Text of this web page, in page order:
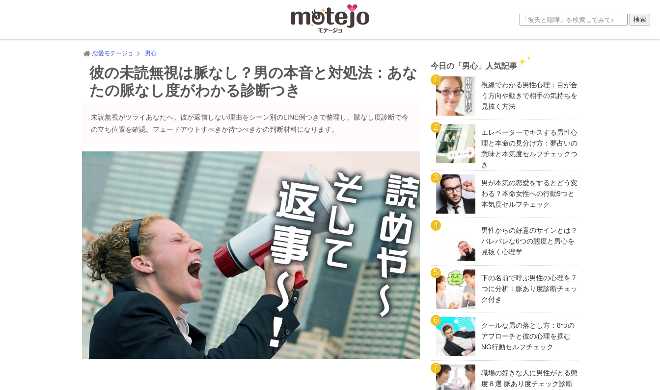
恋愛モテージョ 男心
彼の未読無視は脈なし？男の本音と対処法：あな
たの脈なし度がわかる診断つき
未読無視がツライあなたへ。彼が返信しない理由をシーン別のLINE例つきで整理し、脈なし度診断で今
の立ち位置を確認。フェードアウトすべきか待つべきかの判断材料になります。
今日の「男心」人気記事
視線でわかる男性心理：目が合
う方向や動きで相手の気持ちを
見抜く方法
エレベーターでキスする男性心
理と本命の見分け方：夢占いの
意味と本気度セルフチェックつ
き
男が本気の恋愛をするとどう変
わる？本命女性への行動9つと
本気度セルフチェック
男性からの好意のサインとは？
バレバレな6つの態度と男心を
見抜く心理学
下の名前で呼ぶ男性の心理を７
つに分析：脈あり度診断チェッ
ク付き
クールな男の落とし方：8つの
アプローチと彼の心理を掴む
NG行動セルフチェック
職場の好きな人に男性がとる態
度８選 脈あり度チェック診断